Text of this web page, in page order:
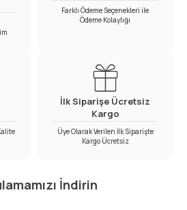
Farklı Ödeme Seçenekleri ile
Ödeme Kolaylığı
İlk Siparişe Ücretsiz
Kargo
Üye Olarak Verilen İlk Siparişte
Kargo Ücretsiz
İndirin